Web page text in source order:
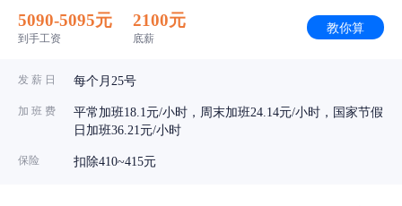
5090-5095元
到手工资
2100元
底薪
教你算
发 薪 日 每个月25号
加 班 费
平常加班18.1元/小时，周末加班24.14元/小时，国家节假
日加班36.21元/小时
保险 扣除410~415元